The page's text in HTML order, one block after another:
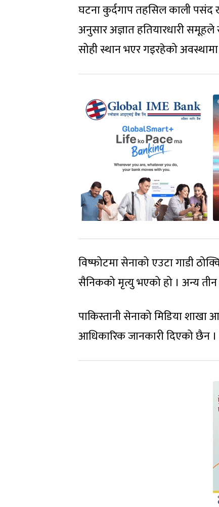
घटना कुर्दगाप तहसिल काली पसंद
अनुसार अज्ञात हतियारधारी समूहले
सोही स्थान भएर गइरहेको
विष्फोटमा सेनाको एउटा गाडी
सैनिकको मृत्यु भएको हो । अन्य
पाकिस्तानी सेनाको मिडिया
आधिकारिक जानकारी दिएको छैन ।